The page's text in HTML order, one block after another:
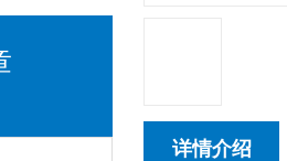
详情介绍